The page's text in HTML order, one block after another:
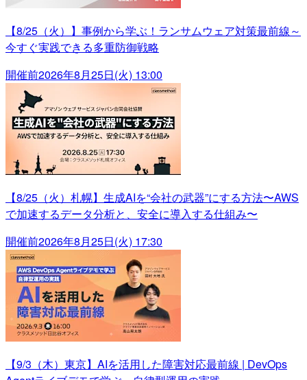
【8/25（火）】事例から学ぶ！ランサムウェア対策最前線～
今すぐ実践できる多重防御戦略
開催前2026年8月25日(火) 13:00
【8/25（火）札幌】生成AIを“会社の武器”にする方法〜AWS
で加速するデータ分析と、安全に導入する仕組み〜
開催前2026年8月25日(火) 17:30
【9/3（木）東京】AIを活用した障害対応最前線 | DevOps